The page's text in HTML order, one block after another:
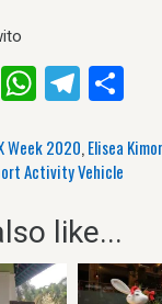
Pinterest
Week 2020,Elisea
Activity Vehicle
like...